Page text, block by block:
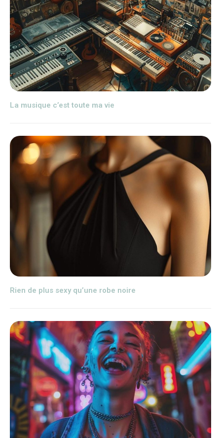
La musique c’est toute ma vie
Rien de plus sexy qu’une robe noire